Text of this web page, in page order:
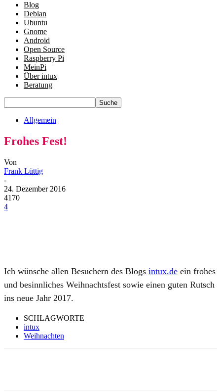
Blog
Debian
Ubuntu
Gnome
Android
Open Source
Raspberry Pi
MeinPi
Über intux
Beratung
Allgemein
Frohes Fest!
Von
Frank Lüttig
-
24. Dezember 2016
4170
4
Ich wünsche allen Besuchern des Blogs intux.de ein frohes
und besinnliches Weihnachtsfest sowie einen guten Rutsch
ins neue Jahr 2017.
SCHLAGWORTE
intux
Weihnachten